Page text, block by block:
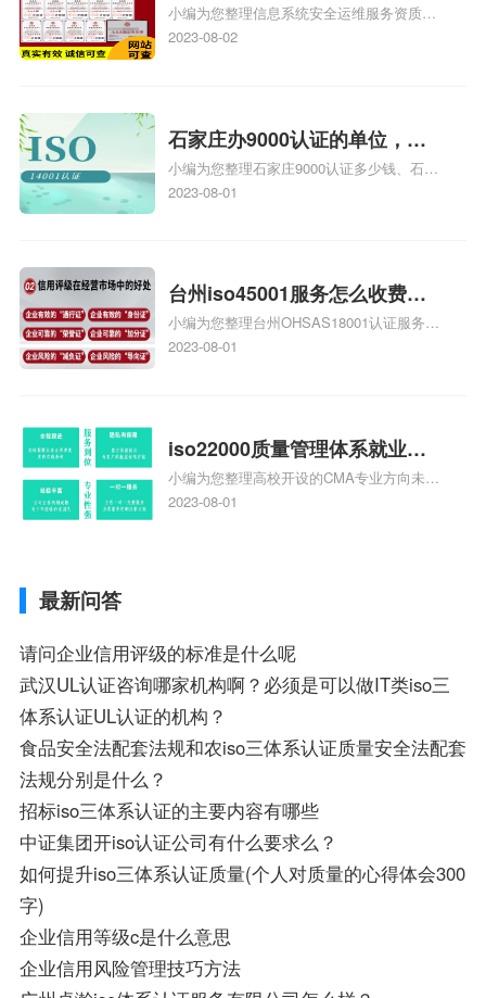
级费用，信息系统安全运维服
务资质二级
小编为您整理信息系统安全运维服务资质认
证证书机构有哪些、安全运维服务资质的费
体系认证知识，详情可查看下方正文！
2023-08-02
石家庄办9000认证的单位，石
家庄9000认证的公司
小编为您整理石家庄9000认证多少钱、石家
庄9000认证价格多少钱、石家庄9000认证
2023-08-01
台州iso45001服务怎么收费，
台州iso45001认证服务怎么收
费
小编为您整理台州OHSAS18001认证服务中
心哪家收费便宜、台州ISO9000认证，哪个
标准是什么相关iso体系认证知识，详情可
查看下方正文！
2023-08-01
iso22000质量管理体系就业方
向，质量管理与认证就业方向
小编为您整理高校开设的CMA专业方向未来
就业前景及就业方向如何、cma就业方向有
2023-08-01
最新问答
请问企业信用评级的标准是什么呢
武汉UL认证咨询哪家机构啊？必须是可以做IT类iso三
体系认证UL认证的机构？
食品安全法配套法规和农iso三体系认证质量安全法配套
法规分别是什么？
招标iso三体系认证的主要内容有哪些
中证集团开iso认证公司有什么要求么？
如何提升iso三体系认证质量(个人对质量的心得体会300
字)
企业信用等级c是什么意思
企业信用风险管理技巧方法